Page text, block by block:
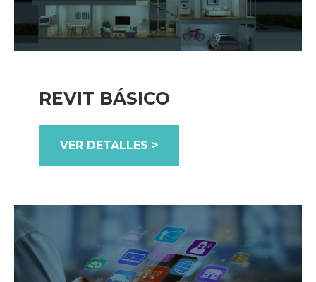
REVIT BÁSICO
VER DETALLES >